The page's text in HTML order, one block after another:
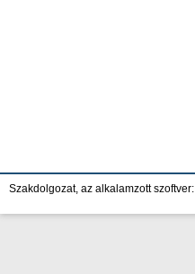
Szakdolgozat, az alkalamzott szoftver: